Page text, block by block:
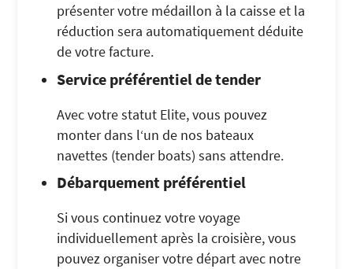
présenter votre médaillon à la caisse et la
réduction sera automatiquement déduite
de votre facture.
Service préférentiel de tender
Avec votre statut Elite, vous pouvez
monter dans l‘un de nos bateaux
navettes (tender boats) sans attendre.
Débarquement préférentiel
Si vous continuez votre voyage
individuellement après la croisière, vous
pouvez organiser votre départ avec notre